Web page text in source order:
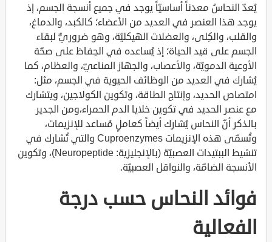
يُعدّ النحاسُ معدَناً أساسيّاً يوجد في جميع أنسجة الجسم، إذ
يوجد هذا العنصر في العديد من الأعضاء؛ كالكبد، والدماغ،
والقلب، والكِلى، والعضلات الهيكليّة، وهو ضروريٌّ لبقاء
الجسم على قيد الحياة؛ إذ يُساعده في الحِفاظ على صحّة
الأوعية الدمويّة، والأعصاب، والجهاز المناعيّ، والعظام، كما
يُشارك في العديد من الوظائف الحيوية في الجسم، مثل:
امتصاص الحديد، وإنتاج الطاقة، وتكوين الكولاجين، ويتشارك
مع عنصر الحديد في تكوين خلايا الدم الحمراء،ومن الجدير
بالذكر أنّ النحاس يُشارك أيضاً كعاملٍ مُساعد للإنزيمات،
وتُسمّى هذه الإنزيمات Cuproenzymes والتي تُشارك في
تنشيط الببتيدات العصبيّة (بالإنجليزية: Neuropeptide)، وتكوين
الأنسجة الضامّة، والنواقل العصبيّة.
فوائد النحاس حسب درجة
الفعالية